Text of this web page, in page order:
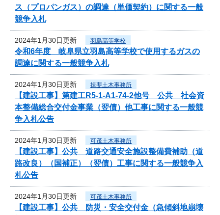
ス（プロパンガス）の調達（単価契約）に関する一般
競争入札
2024年1月30日更新 羽島高等学校
令和6年度 岐阜県立羽島高等学校で使用するガスの
調達に関する一般競争入札
2024年1月30日更新 揖斐土木事務所
【建設工事】第建工R5-1-A1-74-2他号 公共 社会資
本整備総合交付金事業（翌債）他工事に関する一般競
争入札公告
2024年1月30日更新 可茂土木事務所
【建設工事】公共 道路交通安全施設整備費補助（道
路改良）（国補正）（翌債）工事に関する一般競争入
札公告
2024年1月30日更新 可茂土木事務所
【建設工事】公共 防災・安全交付金（急傾斜地崩壊